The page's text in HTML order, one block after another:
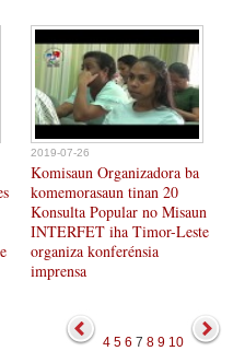
2019-07-26
Komisaun Organizadora ba
komemorasaun tinan 20
Konsulta Popular no Misaun
INTERFET iha Timor-Leste
organiza konferénsia
imprensa
4 5 6 7 8 9 10